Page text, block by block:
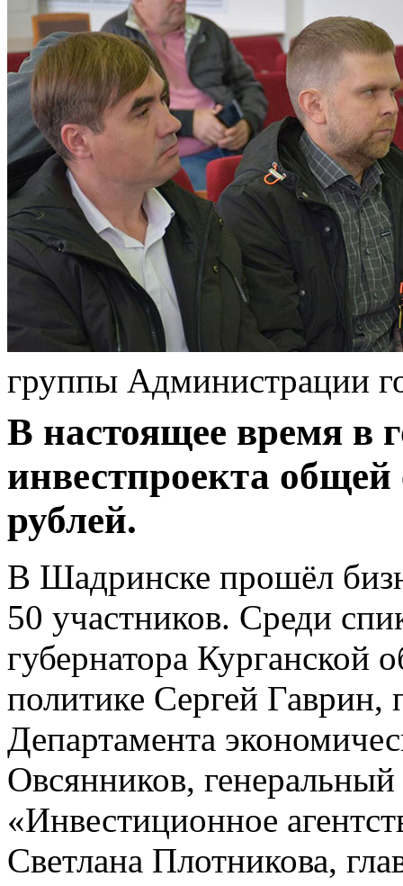
группы Администрации
В настоящее время в
инвестпроекта
рублей.
В Шадринске прошёл
50 участников. Среди
губернатора Курганской
политике Сергей Гаврин,
Департамента
Овсянников,
«Инвестиционное
Светлана Плотникова,